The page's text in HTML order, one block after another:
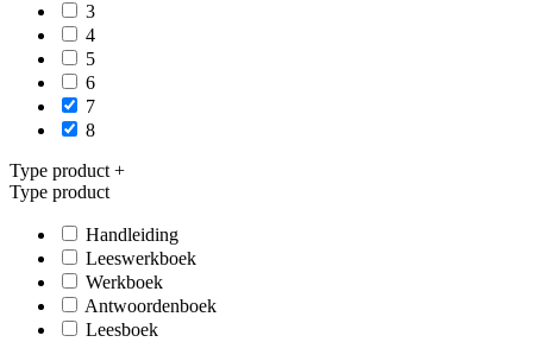
3
4
5
6
7
8
Type product +
Type product
Handleiding
Leeswerkboek
Werkboek
Antwoordenboek
Leesboek